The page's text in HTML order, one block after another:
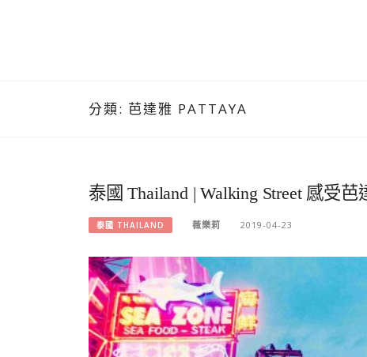
分類: 芭達雅 PATTAYA
泰國 Thailand | Walking Street 感受
泰國 THAILAND 薇樂莉 2019-04-23